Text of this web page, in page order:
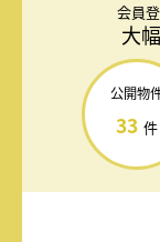
会員
大
公開物
33 件